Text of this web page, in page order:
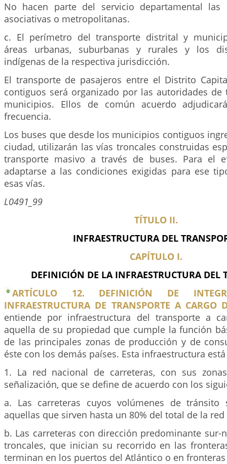
No hacen parte del servicio departamental las
asociativas o metropolitanas.
c. El perímetro del transporte distrital y
áreas urbanas, suburbanas y rurales y los
indígenas de la respectiva jurisdicción.
El transporte de pasajeros entre el Distrito
contiguos será organizado por las autoridades
municipios. Ellos de común acuerdo
frecuencia.
Los buses que desde los municipios contiguos
ciudad, utilizarán las vías troncales construidas
transporte masivo a través de buses. Para el
adaptarse a las condiciones exigidas para ese
esas vías.
L0491_99
TÍTULO II.
INFRAESTRUCTURA DEL
CAPÍTULO I.
DEFINICIÓN DE LA INFRAESTRUCTURA DEL
ARTÍCULO 12. DEFINICIÓN DE
INFRAESTRUCTURA DE TRANSPORTE A
entiende por infraestructura del transporte a
aquella de su propiedad que cumple la función
de las principales zonas de producción y de
éste con los demás países. Esta infraestructura
1. La red nacional de carreteras, con sus
señalización, que se define de acuerdo con los
a. Las carreteras cuyos volúmenes de tránsito
aquellas que sirven hasta un 80% del total de la
b. Las carreteras con dirección predominante sur-
troncales, que inician su recorrido en las
terminan en los puertos del Atlántico o en